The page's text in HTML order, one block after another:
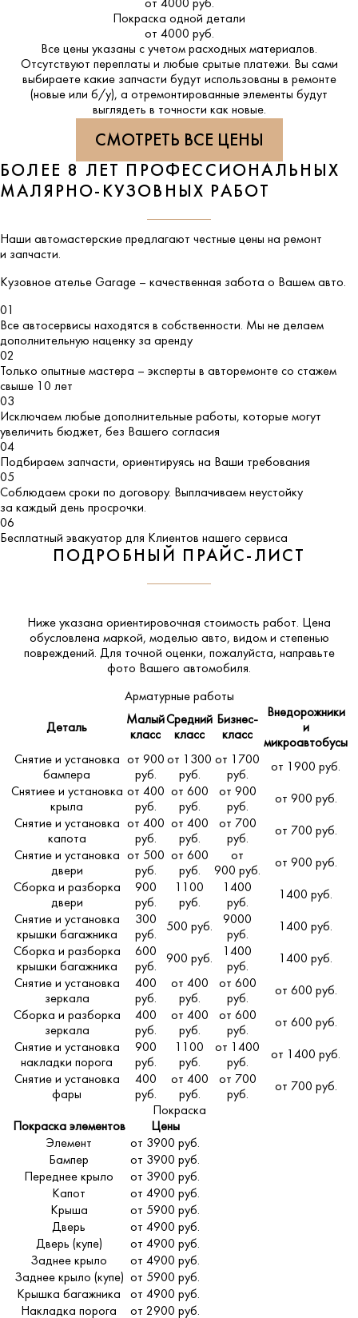
от 4000 руб.
Покраска одной детали
от 4000 руб.
Все цены указаны с учетом расходных материалов.
Отсутствуют переплаты и любые срытые платежи. Вы сами
выбираете какие запчасти будут использованы в ремонте
(новые или б/у), а отремонтированные элементы будут
выглядеть в точности как новые.
СМОТРЕТЬ ВСЕ ЦЕНЫ
БОЛЕЕ 8 ЛЕТ ПРОФЕССИОНАЛЬНЫХ
МАЛЯРНО-КУЗОВНЫХ РАБОТ
Наши автомастерские предлагают честные цены на ремонт
и запчасти.
Кузовное ателье Garage – качественная забота о Вашем авто.
01
Все автосервисы находятся в собственности. Мы не делаем
дополнительную наценку за аренду
02
Только опытные мастера – эксперты в авторемонте со стажем
свыше 10 лет
03
Исключаем любые дополнительные работы, которые могут
увеличить бюджет, без Вашего согласия
04
Подбираем запчасти, ориентируясь на Ваши требования
05
Соблюдаем сроки по договору. Выплачиваем неустойку
за каждый день просрочки.
06
Бесплатный эвакуатор для Клиентов нашего сервиса
ПОДРОБНЫЙ ПРАЙС-ЛИСТ
Ниже указана ориентировочная стоимость работ. Цена
обусловлена маркой, моделью авто, видом и степенью
повреждений. Для точной оценки, пожалуйста, направьте
фото Вашего автомобиля.
Арматурные работы
Деталь
Малый
класс
Средний
класс
Бизнес-
класс
Внедорожники
и
микроавтобусы
Снятие и установка
бампера
от 900
руб.
от 1300
руб.
от 1700
руб.
от 1900 руб.
Снятиее и установка
крыла
от 400
руб.
от 600
руб.
от 900
руб.
от 900 руб.
Снятие и установка
капота
от 400
руб.
от 400
руб.
от 700
руб.
от 700 руб.
Снятие и установка
двери
от 500
руб.
от 600
руб.
от
900 руб.
от 900 руб.
Сборка и разборка
двери
900
руб.
1100
руб.
1400
руб.
1400 руб.
Снятие и установка
крышки багажника
300
руб.
500 руб.
9000
руб.
1400 руб.
Сборка и разборка
крышки багажника
600
руб.
900 руб.
1400
руб.
1400 руб.
Снятие и установка
зеркала
400
руб.
от 400
руб.
от 600
руб.
от 600 руб.
Сборка и разборка
зеркала
400
руб.
от 400
руб.
от 600
руб.
от 600 руб.
Снятие и установка
накладки порога
900
руб.
1100
руб.
от 1400
руб.
от 1400 руб.
Снятие и установка
фары
400
руб.
от 400
руб.
от 700
руб.
от 700 руб.
Покраска
Покраска элементов
Цены
Элемент
от 3900 руб.
Бампер
от 3900 руб.
Переднее крыло
от 3900 руб.
Капот
от 4900 руб.
Крыша
от 5900 руб.
Дверь
от 4900 руб.
Дверь (купе)
от 4900 руб.
Заднее крыло
от 4900 руб.
Заднее крыло (купе) от 5900 руб.
Крышка багажника
от 4900 руб.
Накладка порога
от 2900 руб.